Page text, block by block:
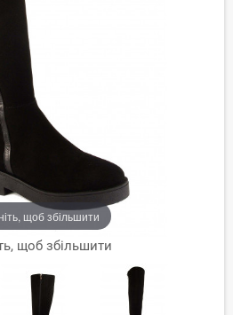
щоб збільшити
щоб збільшити